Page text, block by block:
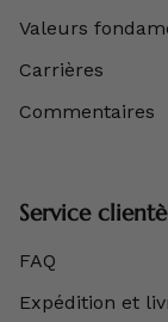
Valeurs
Carrières
Commentaires
Service
FAQ
Expédition et